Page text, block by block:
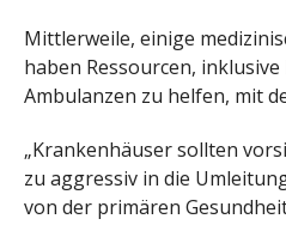
Mittlerweile, einige
haben Ressourcen,
Ambulanzen zu helfen, mit
„Krankenhäuser sollten
zu aggressiv in die
von der primären